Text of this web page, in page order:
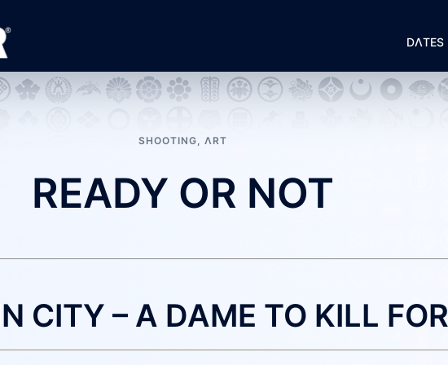
DΛTES
SHOOTING ΛRT
READY OR NOT
CITY – A DAME TO KILL FOR